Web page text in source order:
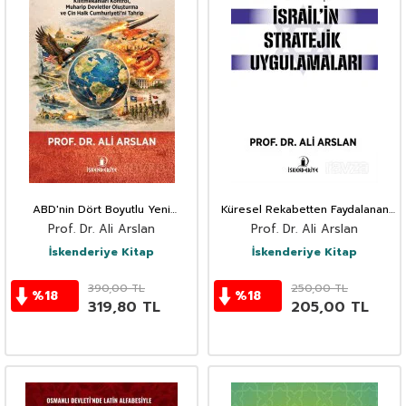
ABD'nin Dört Boyutlu Yeni
Stratejisi
Prof. Dr. Ali Arslan
İskenderiye Kitap
%18 390,00TL
319,80 TL
Küresel Rekabetten Faydalanan
İsrail'in Stratejik Uygulamaları
Prof. Dr. Ali Arslan
İskenderiye Kitap
%18 250,00TL
205,00 TL